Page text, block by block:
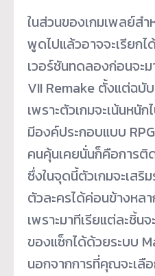
ในส่วนของเกมเพลย์ส
พูดไปแล้วอาจจะเรียกไ
เวอร์ชันทดลองก่อนจะ
VII Remake ตั้งแต่ฉบั
เพราะตัวเกมจะเน้นหนั
มีองค์ประกอบแบบ
คนคุ้นเคยนั่นก็คือการติ
ซึ่งในจุดนี้ตัวเกมจะเสริ
ตัวละครได้ค่อนข้างหล
เพราะมาทีเรียแต่ละชิ้น
ของแซ็กได้ด้วยระบบ
นอกจากการที่คุณจะเลื